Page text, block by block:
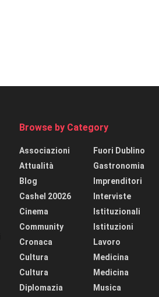
Browse by Category
Associazioni
Attualità
Blog
Cashel 20026
Cinema
Community
Cronaca
Cultura
Cultura
Diplomazia
Fuori Dublino
Gastronomia
Imprenditori
Interviste
Istituzionali
Istituzioni
Lavoro
Medicina
Medicina
Musica